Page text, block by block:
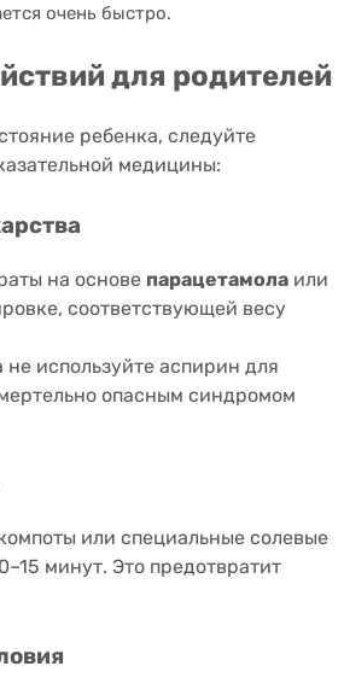
очень быстро.
для родителей
ребенка, следуйте
медицины:
на основе парацетамола или
соответствующей весу
не используйте аспирин для
опасным синдромом
или специальные солевые
минут. Это предотвратит